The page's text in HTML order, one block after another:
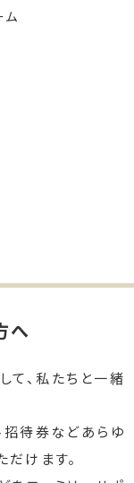
へ
て、私たちと一緒
待券などあらゆ
けます。